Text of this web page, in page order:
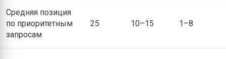
Средняя позиция
по приоритетным
запросам
25 10–15 1–8